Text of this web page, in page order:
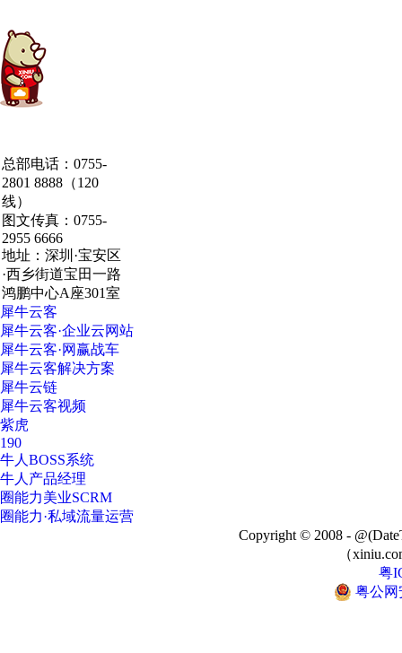
·深圳·研发总部
总部电话：0755-
2801 8888（120
线）
图文传真：0755-
2955 6666
地址：深圳·宝安区
·西乡街道宝田一路
鸿鹏中心A座301室
犀牛云客
犀牛云客·企业云网站
犀牛云客·网赢战车
犀牛云客解决方案
犀牛云链
犀牛云客视频
紫虎
190
牛人BOSS系统
牛人产品经理
圈能力美业SCRM
圈能力·私域流量运营
Copyright © 2008 -
（
粤
粤公网